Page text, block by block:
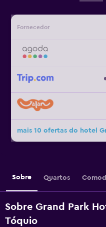
Fornecedor
mais 10 ofertas do hotel
Sobre Quartos
Sobre Grand Park
Tóquio